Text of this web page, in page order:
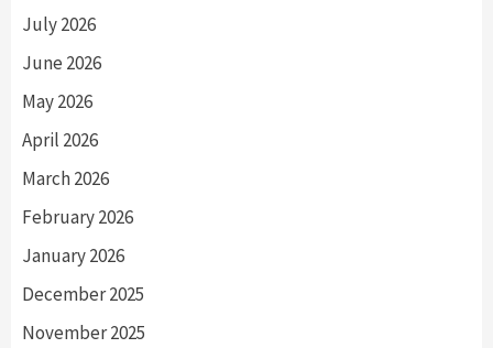
July 2026
June 2026
May 2026
April 2026
March 2026
February 2026
January 2026
December 2025
November 2025